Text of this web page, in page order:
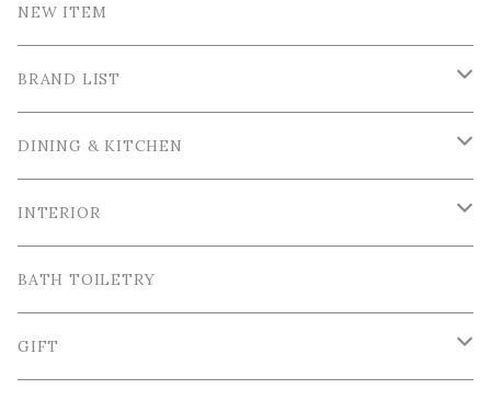
NEW ITEM
BRAND LIST
La Ceramica / ラ・セラミカ
Cutipol / クチポール
Bordallo Pinheiro / ボルダロ・ピニェイロ
VIRGINIA CASA / ヴィルジニア・カーサ
DINING & KITCHEN
Tableware / 食器
Tea＆Coffee cup / ティー＆コーヒーカップ
Cutlery / カトラリー
Spoon / スプーン
Table linen / テーブルリネン
INTERIOR
Tray＆Case /トレイ＆小物入れ
Photo frame / フォトフレーム
BATH TOILETRY
GIFT